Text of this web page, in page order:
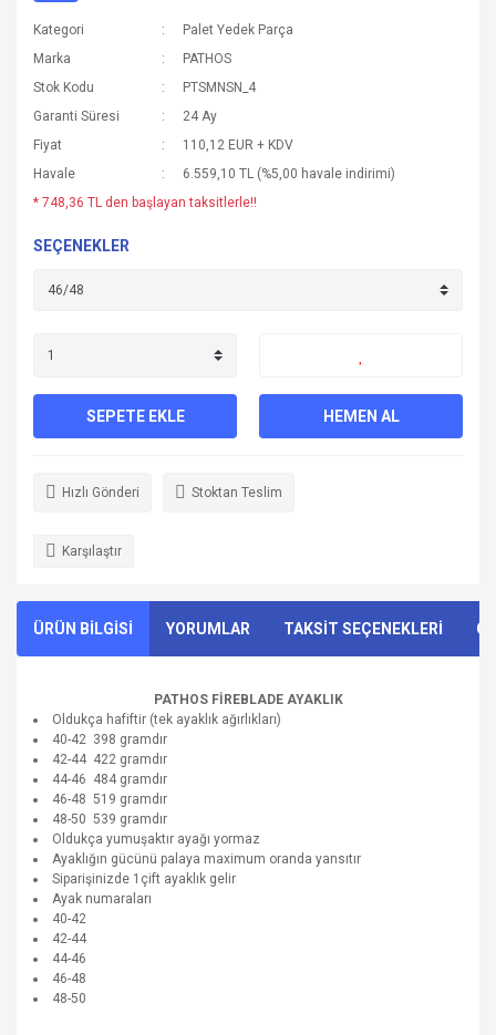
Kategori
Palet Yedek Parça
Marka
PATHOS
Stok Kodu
PTSMNSN_4
Garanti Süresi
24 Ay
Fiyat
110,12 EUR + KDV
Havale
6.559,10 TL (%5,00 havale indirimi)
* 748,36 TL den başlayan taksitlerle!!
SEÇENEKLER
SEPETE EKLE HEMEN AL
Hızlı Gönderi Stoktan Teslim
Karşılaştır
ÜRÜN BİLGİSİ YORUMLAR TAKSİT SEÇENEKLERİ
PATHOS FİREBLADE AYAKLIK
Oldukça hafiftir (tek ayaklık ağırlıkları)
40-42 398 gramdır
42-44 422 gramdır
44-46 484 gramdır
46-48 519 gramdır
48-50 539 gramdır
Oldukça yumuşaktır ayağı yormaz
Ayaklığın gücünü palaya maximum oranda yansıtır
Siparişinizde 1çift ayaklık gelir
Ayak numaraları
40-42
42-44
44-46
46-48
48-50